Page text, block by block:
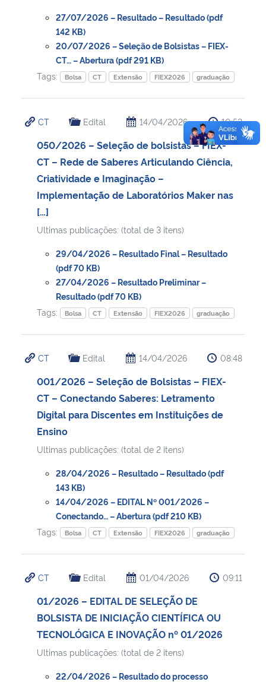
27/07/2026 – Resultado – Resultado (pdf
142 KB)
20/07/2026 – Seleção de Bolsistas – FIEX-
CT… – Abertura (pdf 291 KB)
Tags:
Bolsa CT Extensão FIEX2026 graduação
CT Edital 14/04/2026 10:52
050/2026 – Seleção de bolsistas – FIEX-
CT – Rede de Saberes Articulando Ciência,
Criatividade e Imaginação –
Implementação de Laboratórios Maker nas
[…]
Ultimas publicações: (total de 3 itens)
29/04/2026 – Resultado Final – Resultado
(pdf 70 KB)
27/04/2026 – Resultado Preliminar –
Resultado (pdf 70 KB)
Tags:
Bolsa CT Extensão FIEX2026 graduação
CT Edital 14/04/2026 08:48
001/2026 – Seleção de Bolsistas – FIEX-
CT – Conectando Saberes: Letramento
Digital para Discentes em Instituições de
Ensino
Ultimas publicações: (total de 2 itens)
28/04/2026 – Resultado – Resultado (pdf
143 KB)
14/04/2026 – EDITAL Nº 001/2026 –
Conectando… – Abertura (pdf 210 KB)
Tags:
Bolsa CT Extensão FIEX2026 graduação
CT Edital 01/04/2026 09:11
01/2026 – EDITAL DE SELEÇÃO DE
BOLSISTA DE INICIAÇÃO CIENTÍFICA OU
TECNOLÓGICA E INOVAÇÃO nº 01/2026
Ultimas publicações: (total de 2 itens)
22/04/2026 – Resultado do processo